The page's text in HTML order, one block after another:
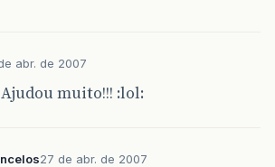
abr. de 2007
muito!!! :lol:
27 de abr. de 2007